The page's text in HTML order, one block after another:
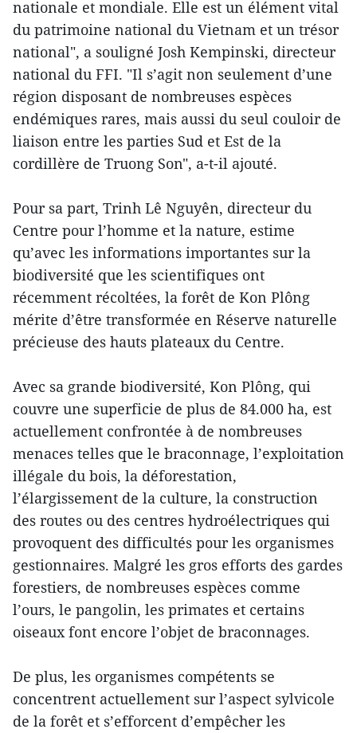
nationale et mondiale. Elle est un élément vital
du patrimoine national du Vietnam et un trésor
national", a souligné Josh Kempinski, directeur
national du FFI. "Il s’agit non seulement d’une
région disposant de nombreuses espèces
endémiques rares, mais aussi du seul couloir de
liaison entre les parties Sud et Est de la
cordillère de Truong Son", a-t-il ajouté.
Pour sa part, Trinh Lê Nguyên, directeur du
Centre pour l’homme et la nature, estime
qu’avec les informations importantes sur la
biodiversité que les scientifiques ont
récemment récoltées, la forêt de Kon Plông
mérite d’être transformée en Réserve naturelle
précieuse des hauts plateaux du Centre.
Avec sa grande biodiversité, Kon Plông, qui
couvre une superficie de plus de 84.000 ha, est
actuellement confrontée à de nombreuses
menaces telles que le braconnage, l’exploitation
illégale du bois, la déforestation,
l’élargissement de la culture, la construction
des routes ou des centres hydroélectriques qui
provoquent des difficultés pour les organismes
gestionnaires. Malgré les gros efforts des gardes
forestiers, de nombreuses espèces comme
l’ours, le pangolin, les primates et certains
oiseaux font encore l’objet de braconnages.
De plus, les organismes compétents se
concentrent actuellement sur l’aspect sylvicole
de la forêt et s’efforcent d’empêcher les